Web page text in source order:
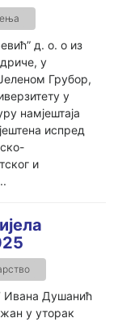
д. о. о из
у
Грубор,
у
намјештаја
испред
и
Ивана Душанић
у уторак